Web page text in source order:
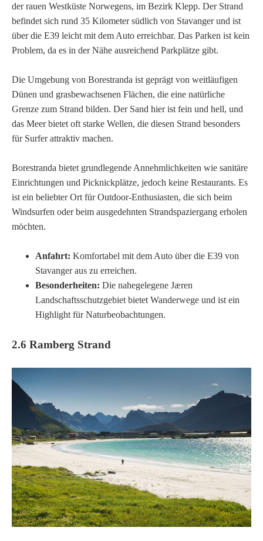
der rauen Westküste Norwegens, im Bezirk Klepp. Der Strand
befindet sich rund 35 Kilometer südlich von Stavanger und ist
über die E39 leicht mit dem Auto erreichbar. Das Parken ist kein
Problem, da es in der Nähe ausreichend Parkplätze gibt.
Die Umgebung von Borestranda ist geprägt von weitläufigen
Dünen und grasbewachsenen Flächen, die eine natürliche
Grenze zum Strand bilden. Der Sand hier ist fein und hell, und
das Meer bietet oft starke Wellen, die diesen Strand besonders
für Surfer attraktiv machen.
Borestranda bietet grundlegende Annehmlichkeiten wie sanitäre
Einrichtungen und Picknickplätze, jedoch keine Restaurants. Es
ist ein beliebter Ort für Outdoor-Enthusiasten, die sich beim
Windsurfen oder beim ausgedehnten Strandspaziergang erholen
möchten.
Anfahrt: Komfortabel mit dem Auto über die E39 von
Stavanger aus zu erreichen.
Besonderheiten: Die nahegelegene Jæren
Landschaftsschutzgebiet bietet Wanderwege und ist ein
Highlight für Naturbeobachtungen.
2.6 Ramberg Strand